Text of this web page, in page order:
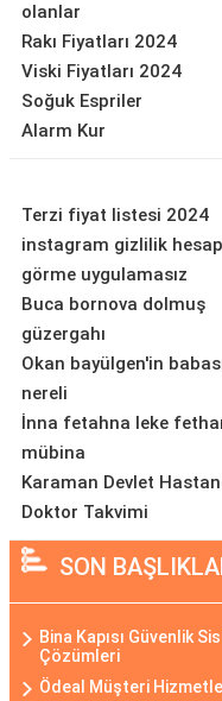
olanlar
Rakı Fiyatları 2024
Viski Fiyatları 2024
Soğuk Espriler
Alarm Kur
Terzi fiyat listesi 2024
instagram gizlilik hesap
görme uygulamasız
Buca bornova dolmuş
güzergahı
Okan bayülgen'in
nereli
İnna fetahna leke
mübina
Karaman Devlet
Doktor Takvimi
SON
Bina Kapısı Güvenlik
Çözümleri
Ödeal Müşteri